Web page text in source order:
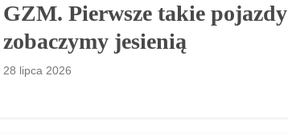
GZM. Pierwsze takie pojazdy
zobaczymy jesienią
28 lipca 2026